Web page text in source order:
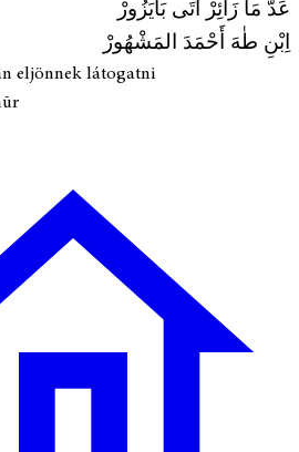
عَدَّ مَا زَائِرْ أَتَى بَايَزُورْ
اِبْنِ طٰهَ أَحْمَدَ المَشْهُورْ
eljönnek látogatni